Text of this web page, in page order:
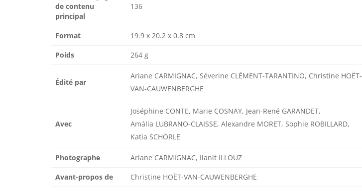
de contenu
principal
136
Format 19.9 x 20.2 x 0.8 cm
Poids 264 g
Édité par
Ariane CARMIGNAC, Séverine CLÉMENT-TARANTINO, Christine HOËT-
VAN-CAUWENBERGHE
Avec
Joséphine CONTE, Marie COSNAY, Jean-René GARANDET,
Amália LUBRANO-CLAISSE, Alexandre MORET, Sophie ROBILLARD,
Katia SCHÖRLE
Photographe Ariane CARMIGNAC, Ilanit ILLOUZ
Avant-propos de Christine HOËT-VAN-CAUWENBERGHE